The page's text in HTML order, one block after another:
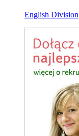
English Division